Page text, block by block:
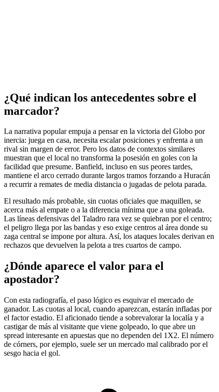
¿Qué indican los antecedentes sobre el
marcador?
La narrativa popular empuja a pensar en la victoria del Globo por
inercia: juega en casa, necesita escalar posiciones y enfrenta a un
rival sin margen de error. Pero los datos de contextos similares
muestran que el local no transforma la posesión en goles con la
facilidad que presume. Banfield, incluso en sus peores tardes,
mantiene el arco cerrado durante largos tramos forzando a Huracán
a recurrir a remates de media distancia o jugadas de pelota parada.
El resultado más probable, sin cuotas oficiales que maquillen, se
acerca más al empate o a la diferencia mínima que a una goleada.
Las líneas defensivas del Taladro rara vez se quiebran por el centro;
el peligro llega por las bandas y eso exige centros al área donde su
zaga central se impone por altura. Así, los ataques locales derivan en
rechazos que devuelven la pelota a tres cuartos de campo.
¿Dónde aparece el valor para el
apostador?
Con esta radiografía, el paso lógico es esquivar el mercado de
ganador. Las cuotas al local, cuando aparezcan, estarán infladas por
el factor estadio. El aficionado tiende a sobrevalorar la localía y a
castigar de más al visitante que viene golpeado, lo que abre un
spread interesante en apuestas que no dependen del 1X2. El número
de córners, por ejemplo, suele ser un mercado mal calibrado por el
sesgo hacia el gol.